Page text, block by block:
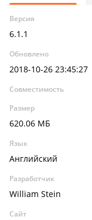
Версия
6.1.1
Обновлено
2018-10-26 23:45:27
Совместимость
Размер
620.06 МБ
Язык
Английский
Разработчик
William Stein
Сайт